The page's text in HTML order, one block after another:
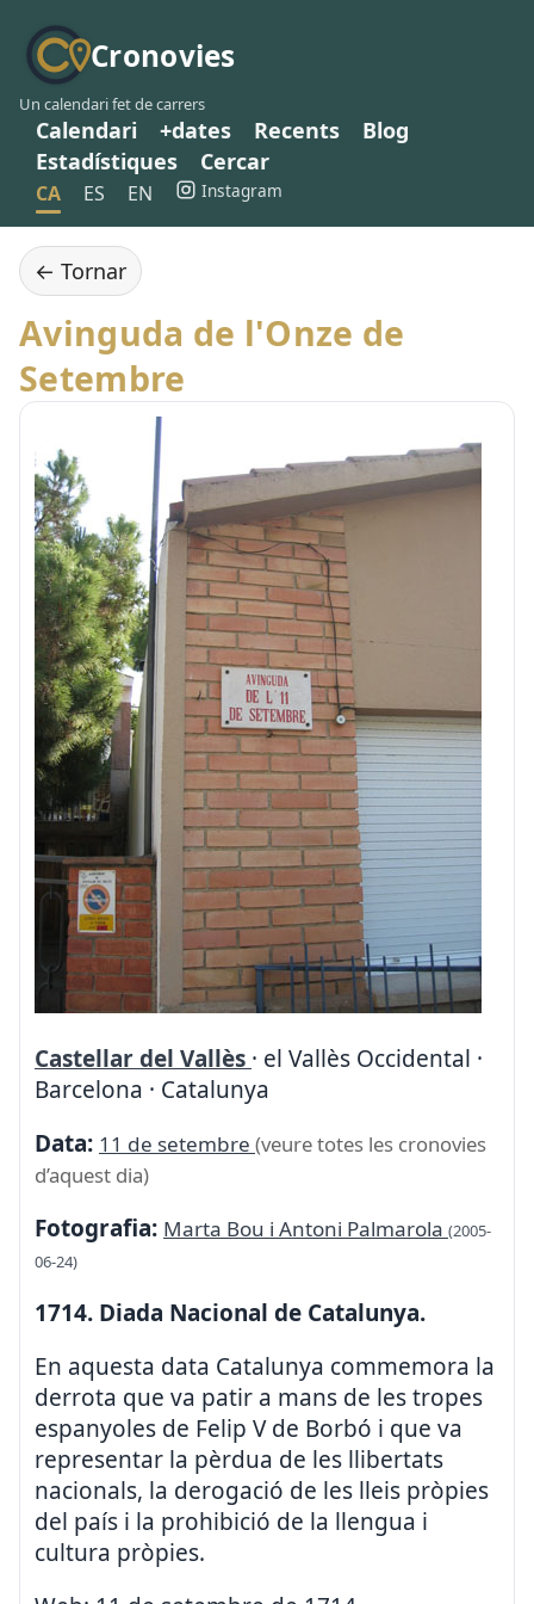
Cronovies
Un calendari fet de carrers
Calendari +dates Recents
Blog
Estadístiques
Cercar
CA ES EN Instagram
← Tornar
Avinguda de l'Onze de
Setembre
Castellar del Vallès · el Vallès Occidental ·
Barcelona · Catalunya
Data: 11 de setembre (veure totes les cronovies
d’aquest dia)
Fotografia: Marta Bou i Antoni Palmarola (2005-
06-24)
1714. Diada Nacional de Catalunya.
En aquesta data Catalunya commemora la
derrota que va patir a mans de les tropes
espanyoles de Felip V de Borbó i que va
representar la pèrdua de les llibertats
nacionals, la derogació de les lleis pròpies
del país i la prohibició de la llengua i
cultura pròpies.